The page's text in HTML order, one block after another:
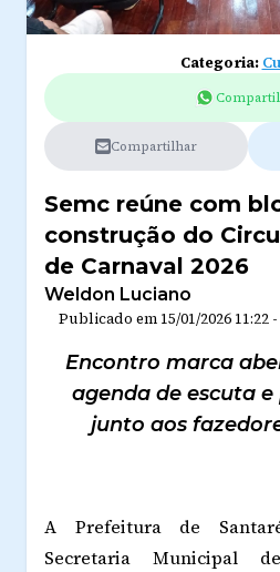
Categoria:
Compartilhar
Semc reúne com
construção do
de Carnaval 2026
Weldon Luciano
Publicado em 15/01/2026 11:22 -
Encontro marca
agenda de escuta
junto aos
A Prefeitura de
Secretaria Municipal